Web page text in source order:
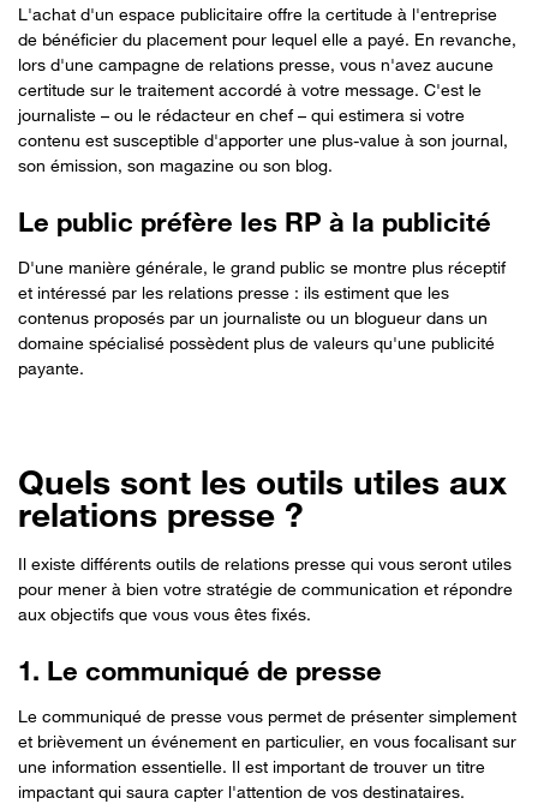
L'achat d'un espace publicitaire offre la certitude à l'entreprise
de bénéficier du placement pour lequel elle a payé. En revanche,
lors d'une campagne de relations presse, vous n'avez aucune
certitude sur le traitement accordé à votre message. C'est le
journaliste – ou le rédacteur en chef – qui estimera si votre
contenu est susceptible d'apporter une plus-value à son journal,
son émission, son magazine ou son blog.
Le public préfère les RP à la publicité
D'une manière générale, le grand public se montre plus réceptif
et intéressé par les relations presse : ils estiment que les
contenus proposés par un journaliste ou un blogueur dans un
domaine spécialisé possèdent plus de valeurs qu'une publicité
payante.
Quels sont les outils utiles aux
relations presse ?
Il existe différents outils de relations presse qui vous seront utiles
pour mener à bien votre stratégie de communication et répondre
aux objectifs que vous vous êtes fixés.
1. Le communiqué de presse
Le communiqué de presse vous permet de présenter simplement
et brièvement un événement en particulier, en vous focalisant sur
une information essentielle. Il est important de trouver un titre
impactant qui saura capter l'attention de vos destinataires.